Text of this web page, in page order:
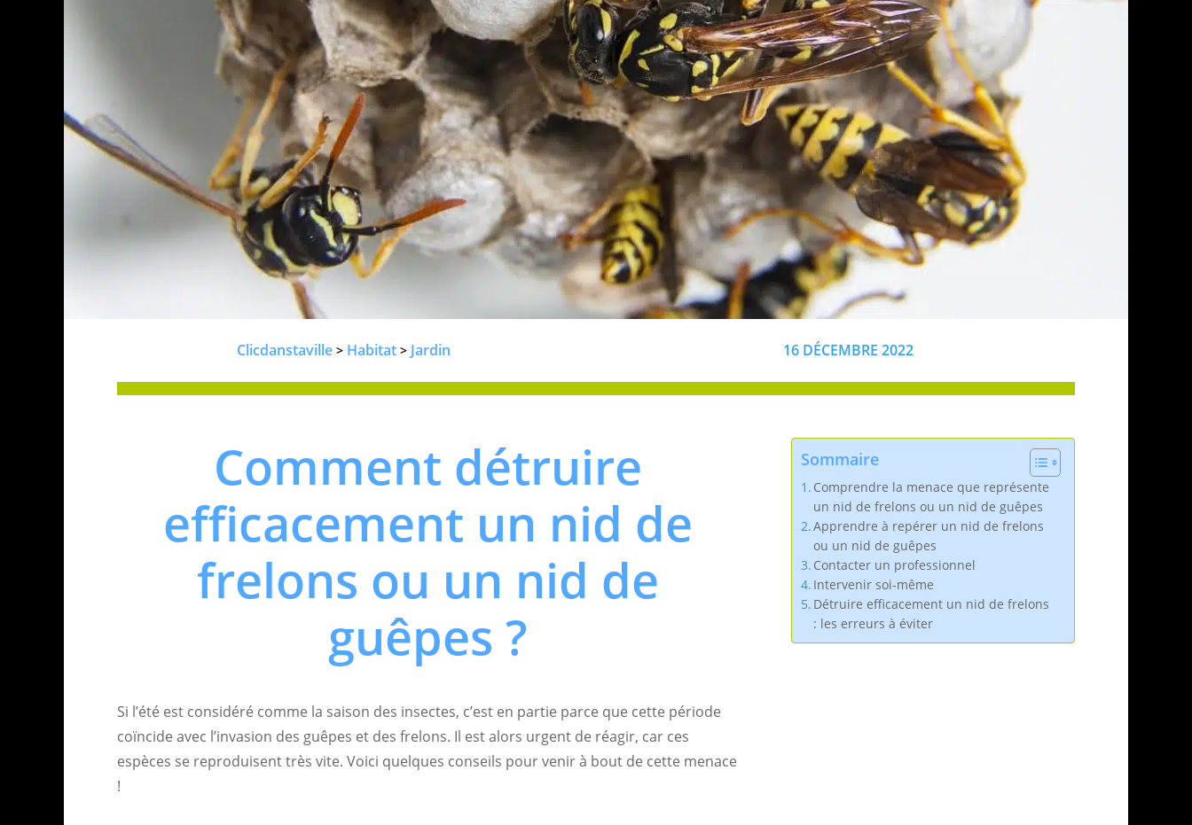
Clicdanstaville> Habitat> Jardin 16 DÉCEMBRE 2022
Comment détruire
efficacement un nid de
frelons ou un nid de
guêpes ?
Si l’été est considéré comme la saison des insectes, c’est en partie parce que cette période
coïncide avec l’invasion des guêpes et des frelons. Il est alors urgent de réagir, car ces
espèces se reproduisent très vite. Voici quelques conseils pour venir à bout de cette menace
!
Sommaire
Comprendre la menace que représente
un nid de frelons ou un nid de guêpes
Apprendre à repérer un nid de frelons
ou un nid de guêpes
Contacter un professionnel
Intervenir soi-même
Détruire efficacement un nid de frelons
: les erreurs à éviter